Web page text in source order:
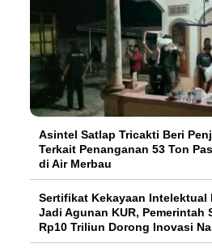
Asintel Satlap Tricakti Beri
Terkait Penanganan 53 Ton
di Air Merbau
Sertifikat Kekayaan Intelektual
Jadi Agunan KUR, Pemerintah
Rp10 Triliun Dorong Inovasi